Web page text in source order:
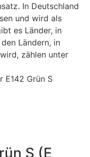
In Deutschland
und wird als
es Länder, in
Ländern, in
zählen unter
E142 Grün S
S (E